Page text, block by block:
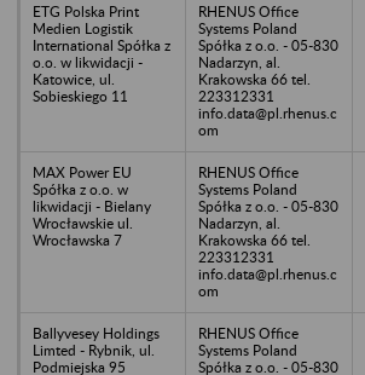
ETG Polska Print
Medien Logistik
International Spółka z
o.o. w likwidacji -
Katowice, ul.
Sobieskiego 11
RHENUS Office
Systems Poland
Spółka z o.o. - 05-830
Nadarzyn, al.
Krakowska 66 tel.
223312331
info.data@pl.rhenus.c
om
MAX Power EU
Spółka z o.o. w
likwidacji - Bielany
Wrocławskie ul.
Wrocławska 7
RHENUS Office
Systems Poland
Spółka z o.o. - 05-830
Nadarzyn, al.
Krakowska 66 tel.
223312331
info.data@pl.rhenus.c
om
Ballyvesey Holdings
Limted - Rybnik, ul.
Podmiejska 95
RHENUS Office
Systems Poland
Spółka z o.o. - 05-830